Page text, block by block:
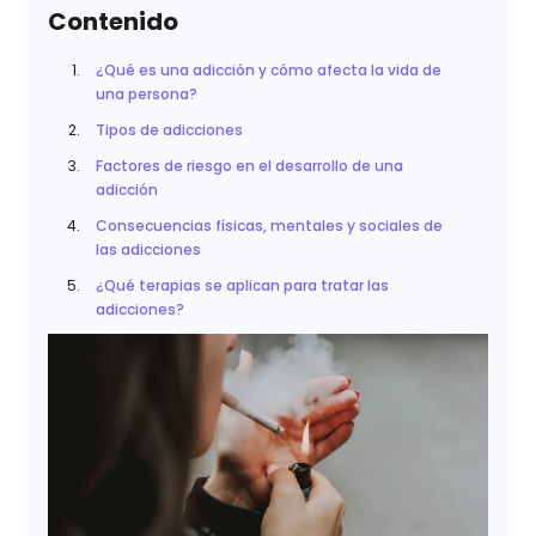
Contenido
¿Qué es una adicción y cómo afecta la vida de
una persona?
Tipos de adicciones
Factores de riesgo en el desarrollo de una
adicción
Consecuencias físicas, mentales y sociales de
las adicciones
¿Qué terapias se aplican para tratar las
adicciones?